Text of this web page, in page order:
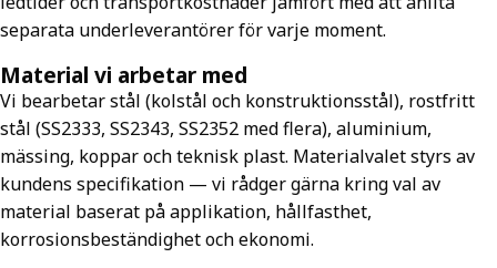
separata underleverantörer för varje moment.
Material vi arbetar med
Vi bearbetar stål (kolstål och konstruktionsstål), rostfritt
stål (SS2333, SS2343, SS2352 med flera), aluminium,
mässing, koppar och teknisk plast. Materialvalet styrs av
kundens specifikation — vi rådger gärna kring val av
material baserat på applikation, hållfasthet,
korrosionsbeständighet och ekonomi.